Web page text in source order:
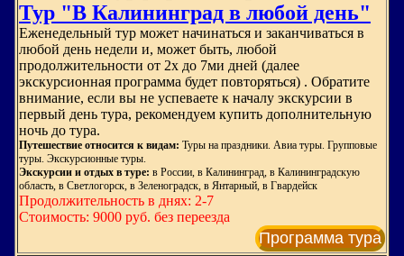
Тур "В Калининград в любой день"
Еженедельный тур может начинаться и заканчиваться в
любой день недели и, может быть, любой
продолжительности от 2х до 7ми дней (далее
экскурсионная программа будет повторяться) . Обратите
внимание, если вы не успеваете к началу экскурсии в
первый день тура, рекомендуем купить дополнительную
ночь до тура.
Путешествие относится к видам: Туры на праздники. Авиа туры. Групповые
туры. Экскурсионные туры.
Экскурсии и отдых в туре: в России, в Калининград, в Калининградскую
область, в Светлогорск, в Зеленоградск, в Янтарный, в Гвардейск
Продолжительность в днях: 2-7
Стоимость: 9000 руб. без переезда
Программа тура